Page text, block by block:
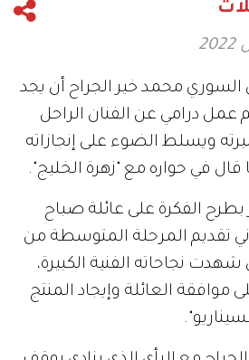
السوري محمد خير الجراح أن يجد
عمل درامي عن الفنان الراحل
ويسلط الضوء على إنجازاته
قال في حواره مع "زهرة الخليج".
بطرح الفكرة على عائلة صباح
تقديم المرحلة المتوسطة من
شهدت نجاحاته الفنية الكبيرة،
العائلة وإيجاد المنتج